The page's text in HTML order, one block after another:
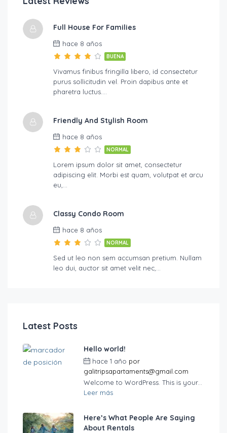
Full House For Families
hace 8 años
BUENA
Vivamus finibus fringilla libero, id consectetur
purus sollicitudin vel. Proin dapibus ante et
pharetra luctus….
Friendly And Stylish Room
hace 8 años
NORMAL
Lorem ipsum dolor sit amet, consectetur
adipiscing elit. Morbi est quam, volutpat et arcu
eu,…
Classy Condo Room
hace 8 años
NORMAL
Sed ut leo non sem accumsan pretium. Nullam
leo dui, auctor sit amet velit nec,…
Latest Posts
Hello world!
hace 1 año por
galitripsapartaments@gmail.com
Welcome to WordPress. This is your...
Leer más
Here’s What People Are Saying
About Rentals